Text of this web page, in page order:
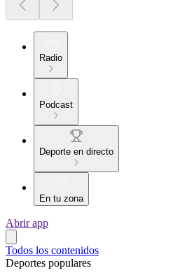
Radio
Podcast
Deporte en directo
En tu zona
Abrir app
Todos los contenidos
Deportes populares